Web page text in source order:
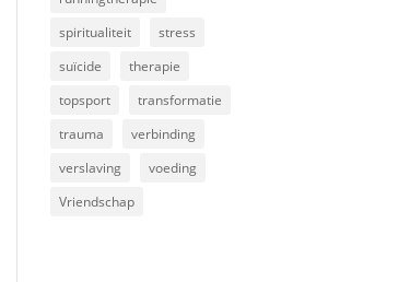
spiritualiteit
stress
suïcide
therapie
topsport
transformatie
trauma
verbinding
verslaving
voeding
Vriendschap